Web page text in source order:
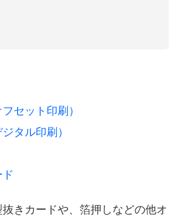
セット印刷）
タル印刷）
きカードや、箔押しなどの他オ